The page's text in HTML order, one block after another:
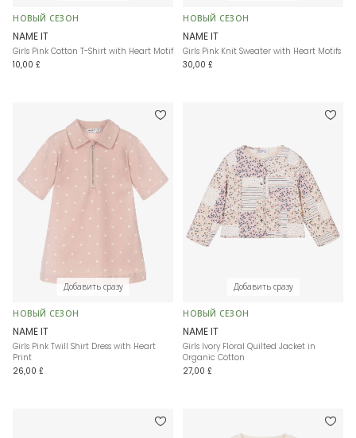
НОВЫЙ СЕЗОН
NAME IT
Girls Pink Cotton T-Shirt with Heart Motif
10,00 £
НОВЫЙ СЕЗОН
NAME IT
Girls Pink Knit Sweater with Heart Motifs
30,00 £
Добавить сразу
НОВЫЙ СЕЗОН
NAME IT
Girls Pink Twill Shirt Dress with Heart
Print
26,00 £
Добавить сразу
НОВЫЙ СЕЗОН
NAME IT
Girls Ivory Floral Quilted Jacket in
Organic Cotton
27,00 £